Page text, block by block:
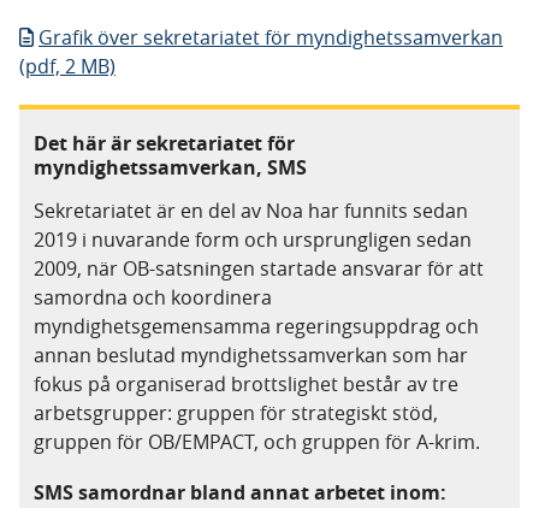
Grafik över sekretariatet för myndighetssamverkan
(pdf, 2 MB)
Det här är sekretariatet för
myndighetssamverkan, SMS
Sekretariatet är en del av Noa har funnits sedan
2019 i nuvarande form och ursprungligen sedan
2009, när OB-satsningen startade ansvarar för att
samordna och koordinera
myndighetsgemensamma regeringsuppdrag och
annan beslutad myndighetssamverkan som har
fokus på organiserad brottslighet består av tre
arbetsgrupper: gruppen för strategiskt stöd,
gruppen för OB/EMPACT, och gruppen för A-krim.
SMS samordnar bland annat arbetet inom: